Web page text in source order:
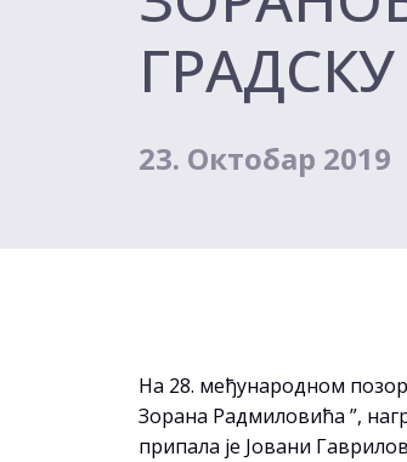
ГРАДСКУ
23. Октобар 2019
На 28. међународном
Зорана Радмиловића ”,
припала је Јовани